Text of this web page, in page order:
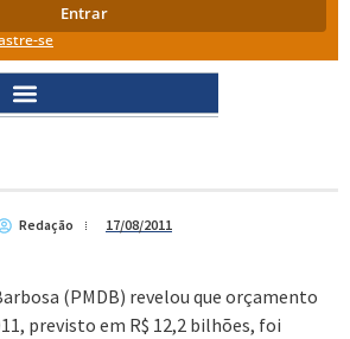
Entrar
se
Redação 17/08/2011
(PMDB) revelou que orçamento
previsto em R$ 12,2 bilhões, foi